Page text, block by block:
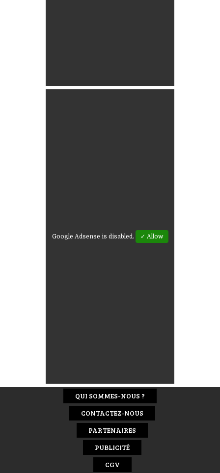
Google Adsense is disabled. ✓ Allow
QUI SOMMES-NOUS ?
CONTACTEZ-NOUS
PARTENAIRES
PUBLICITÉ
CGV